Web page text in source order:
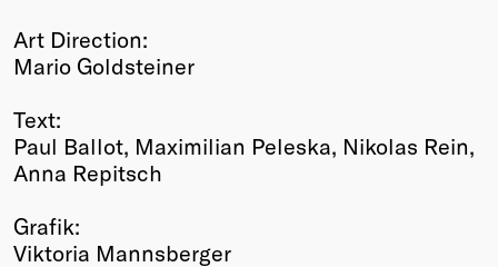
Art Direction:
Mario Goldsteiner
Text:
Paul Ballot, Maximilian Peleska, Nikolas Rein,
Anna Repitsch
Grafik:
Viktoria Mannsberger